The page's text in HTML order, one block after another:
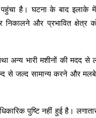
है। घटना के बाद इलाके में
और प्रभावित क्षेत्र
अन्य भारी मशीनों की मदद से
से जल्द सामान्य करने और
पुष्टि नहीं हुई है।